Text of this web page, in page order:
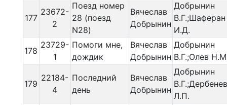
177
23672-
2
Поезд номер
28 (поезд
N28)
Вячеслав
Добрынин
Добрынин
В.Г.;Шаферан
И.Д.
178
23729-
1
Помоги мне,
дождик
Вячеслав
Добрынин
Добрынин
В.Г.;Олев
179
22184-
4
Последний
день
Вячеслав
Добрынин
Добрынин
В.Г.;Дербенев
Л.П.